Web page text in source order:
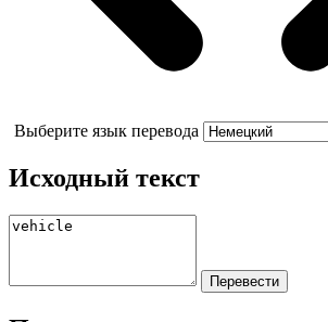
Выберите язык перевода
Исходный текст